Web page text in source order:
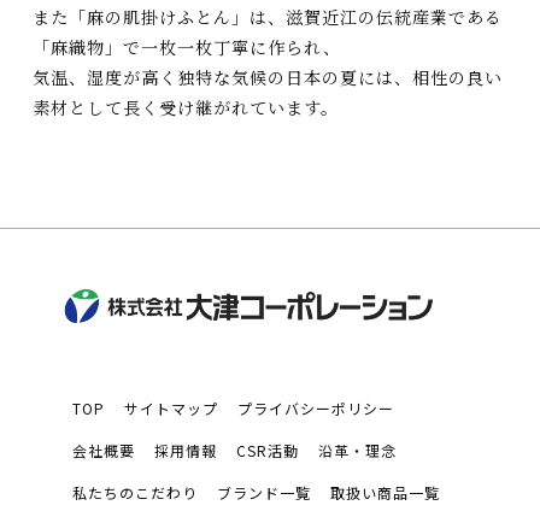
また「麻の肌掛けふとん」は、滋賀近江の伝統産業である
「麻織物」で一枚一枚丁寧に作られ、
気温、湿度が高く独特な気候の日本の夏には、相性の良い
素材として長く受け継がれています。
TOP サイトマップ プライバシーポリシー
会社概要 採用情報 CSR活動 沿革・理念
私たちのこだわり ブランド一覧 取扱い商品一覧